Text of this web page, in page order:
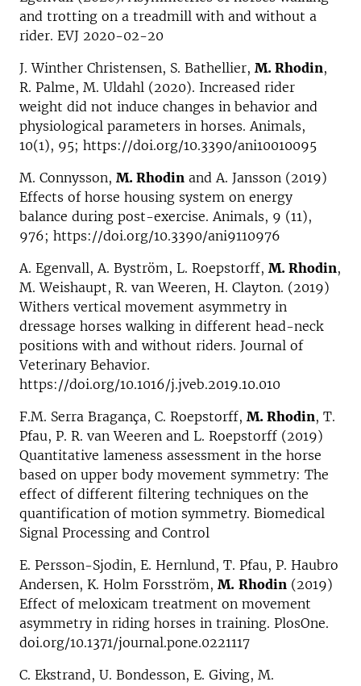
and trotting on a treadmill with and without a
rider. EVJ 2020-02-20
J. Winther Christensen, S. Bathellier, M. Rhodin,
R. Palme, M. Uldahl (2020). Increased rider
weight did not induce changes in behavior and
physiological parameters in horses. Animals,
10(1), 95; https://doi.org/10.3390/ani10010095
M. Connysson, M. Rhodin and A. Jansson (2019)
Effects of horse housing system on energy
balance during post-exercise. Animals, 9 (11),
976; https://doi.org/10.3390/ani9110976
A. Egenvall, A. Byström, L. Roepstorff, M. Rhodin,
M. Weishaupt, R. van Weeren, H. Clayton. (2019)
Withers vertical movement asymmetry in
dressage horses walking in different head-neck
positions with and without riders. Journal of
Veterinary Behavior.
https://doi.org/10.1016/j.jveb.2019.10.010
F.M. Serra Bragança, C. Roepstorff, M. Rhodin, T.
Pfau, P. R. van Weeren and L. Roepstorff (2019)
Quantitative lameness assessment in the horse
based on upper body movement symmetry: The
effect of different filtering techniques on the
quantification of motion symmetry. Biomedical
Signal Processing and Control
E. Persson-Sjodin, E. Hernlund, T. Pfau, P. Haubro
Andersen, K. Holm Forsström, M. Rhodin (2019)
Effect of meloxicam treatment on movement
asymmetry in riding horses in training. PlosOne.
doi.org/10.1371/journal.pone.0221117
C. Ekstrand, U. Bondesson, E. Giving, M.